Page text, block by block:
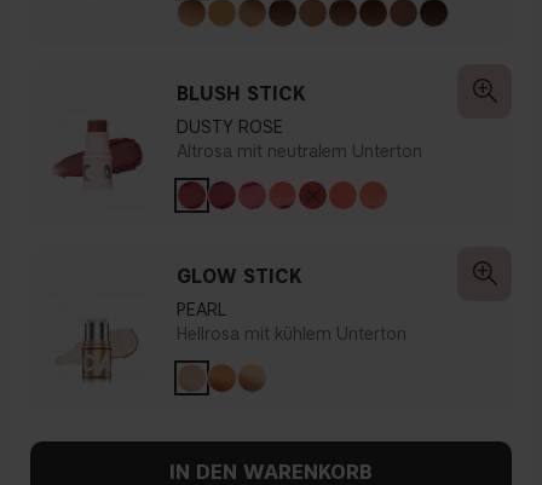
BLUSH STICK
DUSTY ROSE
Altrosa mit neutralem Unterton
GLOW STICK
PEARL
Hellrosa mit kühlem Unterton
IN DEN WARENKORB